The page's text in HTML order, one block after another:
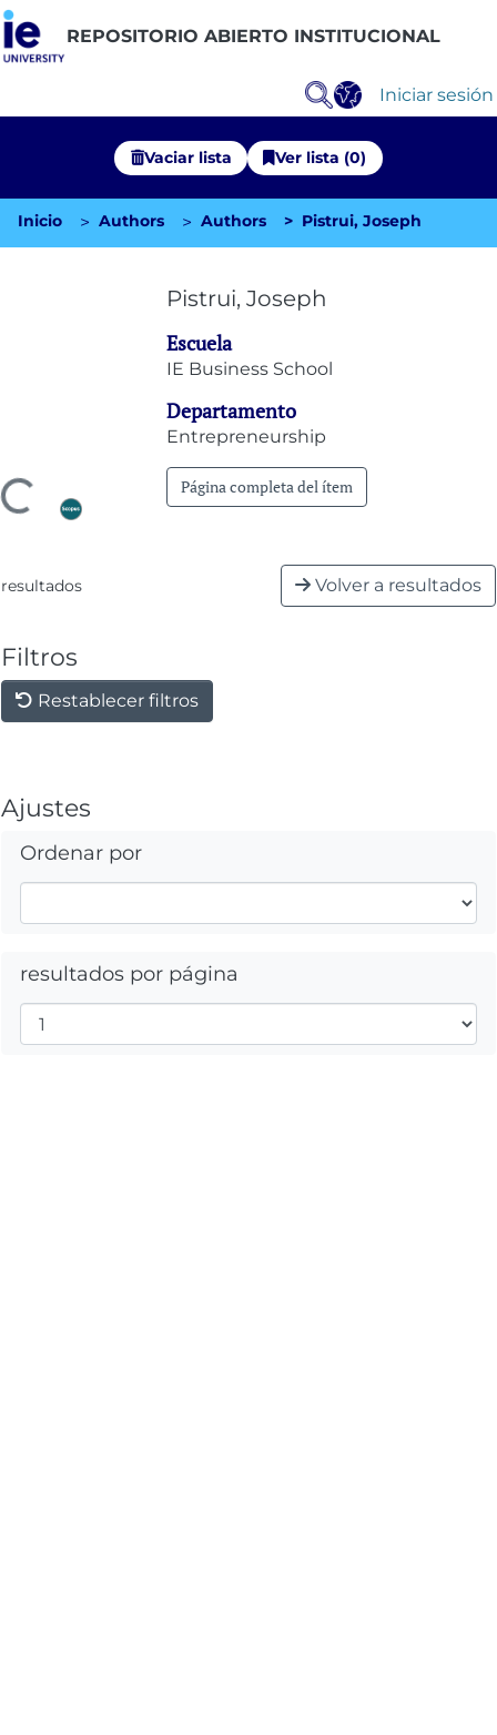
REPOSITORIO ABIERTO INSTITUCIONAL
Iniciar sesión
Vaciar lista Ver lista (0)
Explorar Repositorio
Inicio Authors Authors Pistrui, Joseph
Pistrui, Joseph
Escuela
IE Business School
Departamento
Entrepreneurship
Página completa del ítem
resultados Volver a resultados
Filtros
Restablecer filtros
Ajustes
Ordenar por
resultados por página